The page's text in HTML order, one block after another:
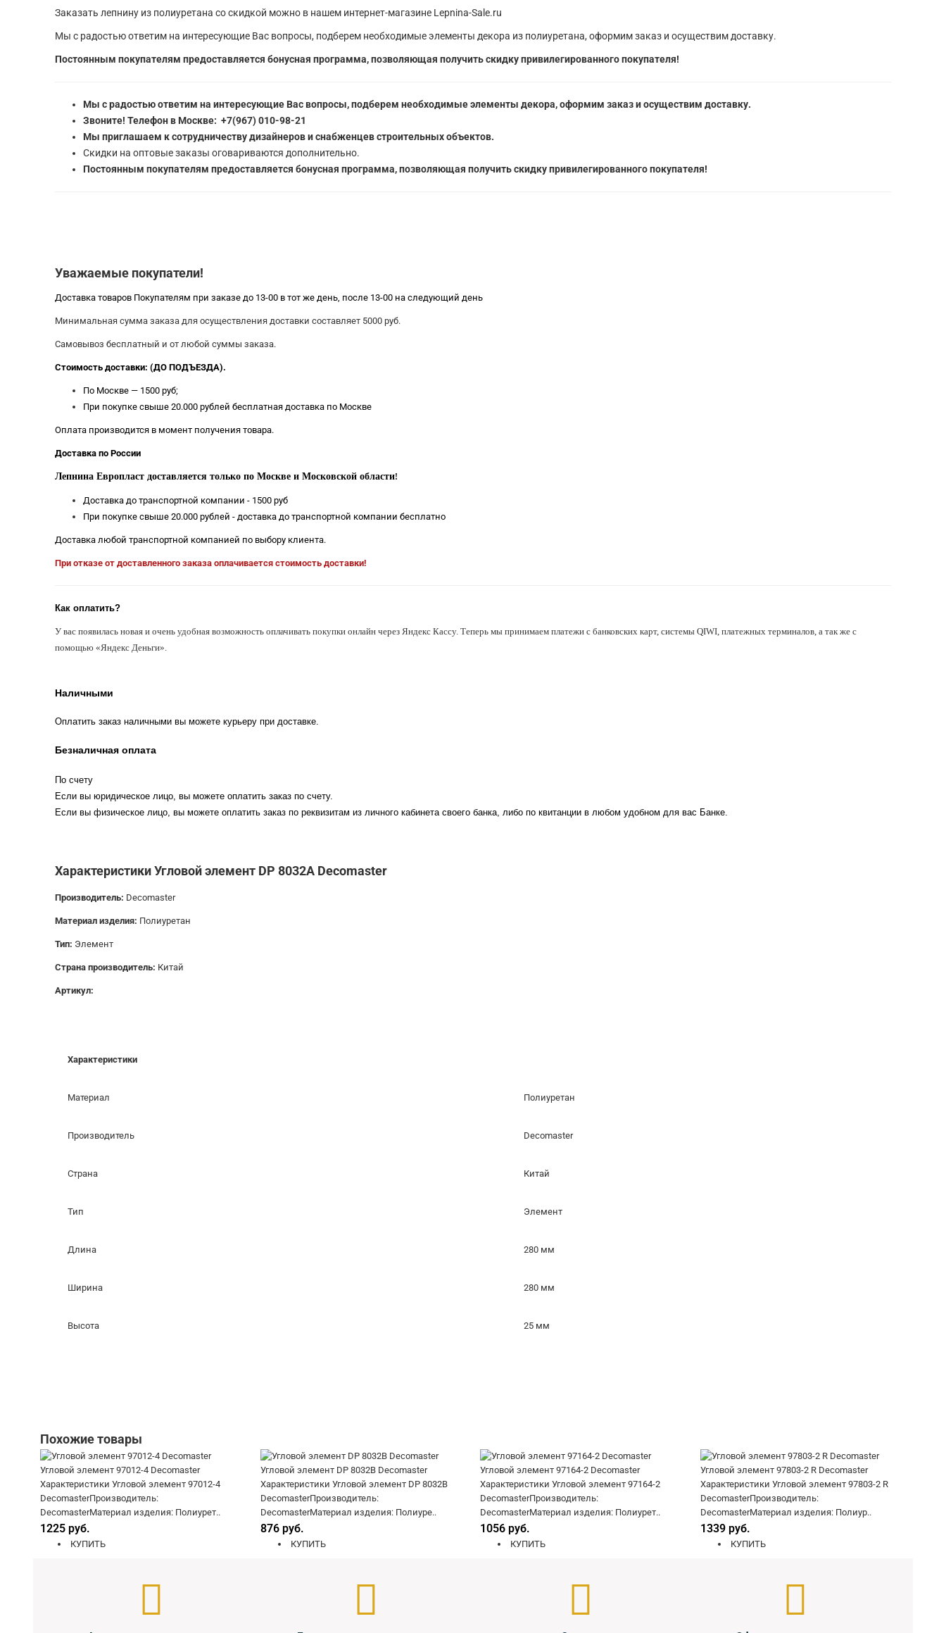
Заказать лепнину из полиуретана со скидкой можно в нашем интернет-магазине Lepnina-Sale.ru
Мы с радостью ответим на интересующие Вас вопросы, подберем необходимые элементы декора из полиуретана, оформим заказ и осуществим доставку.
Постоянным покупателям предоставляется бонусная программа, позволяющая получить скидку привилегированного покупателя!
Мы с радостью ответим на интересующие Вас вопросы, подберем необходимые элементы декора, оформим заказ и осуществим доставку.
Звоните! Телефон в Москве: +7(967) 010-98-21
Мы приглашаем к сотрудничеству дизайнеров и снабженцев строительных объектов.
Скидки на оптовые заказы оговариваются дополнительно.
Постоянным покупателям предоставляется бонусная программа, позволяющая получить скидку привилегированного покупателя!
Уважаемые покупатели!
Доставка товаров Покупателям при заказе до 13-00 в тот же день, после 13-00 на следующий день
Минимальная сумма заказа для осуществления доставки составляет 5000 руб.
Самовывоз бесплатный и от любой суммы заказа.
Стоимость доставки: (ДО ПОДЪЕЗДА).
По Москве — 1500 руб;
При покупке свыше 20.000 рублей бесплатная доставка по Москве
Оплата производится в момент получения товара.
Доставка по России
Лепнина Европласт доставляется только по Москве и Московской области!
Доставка до транспортной компании - 1500 руб
При покупке свыше 20.000 рублей - доставка до транспортной компании бесплатно
Доставка любой транспортной компанией по выбору клиента.
При отказе от доставленного заказа оплачивается стоимость доставки!
Как оплатить?
У вас появилась новая и очень удобная возможность оплачивать покупки онлайн через Яндекс Кассу. Теперь мы принимаем платежи с банковских карт, системы QIWI, платежных терминалов, а так же с
помощью «Яндекс Деньги».
Наличными
Оплатить заказ наличными вы можете курьеру при доставке.
Безналичная оплата
По счету
Если вы юридическое лицо, вы можете оплатить заказ по счету.
Если вы физическое лицо, вы можете оплатить заказ по реквизитам из личного кабинета своего банка, либо по квитанции в любом удобном для вас Банке.
Характеристики Угловой элемент DP 8032A Decomaster
Производитель: Decomaster
Материал изделия: Полиуретан
Тип: Элемент
Страна производитель: Китай
Артикул:
Характеристики
Материал Полиуретан
Производитель Decomaster
Страна Китай
Тип Элемент
Длина 280 мм
Ширина 280 мм
Высота 25 мм
Похожие товары
Угловой элемент 97012-4 Decomaster
Характеристики Угловой элемент 97012-4
DecomasterПроизводитель:
DecomasterМатериал изделия: Полиурет..
1225 руб.
КУПИТЬ
Угловой элемент DP 8032B Decomaster
Характеристики Угловой элемент DP 8032B
DecomasterПроизводитель:
DecomasterМатериал изделия: Полиуре..
876 руб.
КУПИТЬ
Угловой элемент 97164-2 Decomaster
Характеристики Угловой элемент 97164-2
DecomasterПроизводитель:
DecomasterМатериал изделия: Полиурет..
1056 руб.
КУПИТЬ
Угловой элемент 97803-2 R Decomaster
Характеристики Угловой элемент 97803-2 R
DecomasterПроизводитель:
DecomasterМатериал изделия: Полиур..
1339 руб.
КУПИТЬ